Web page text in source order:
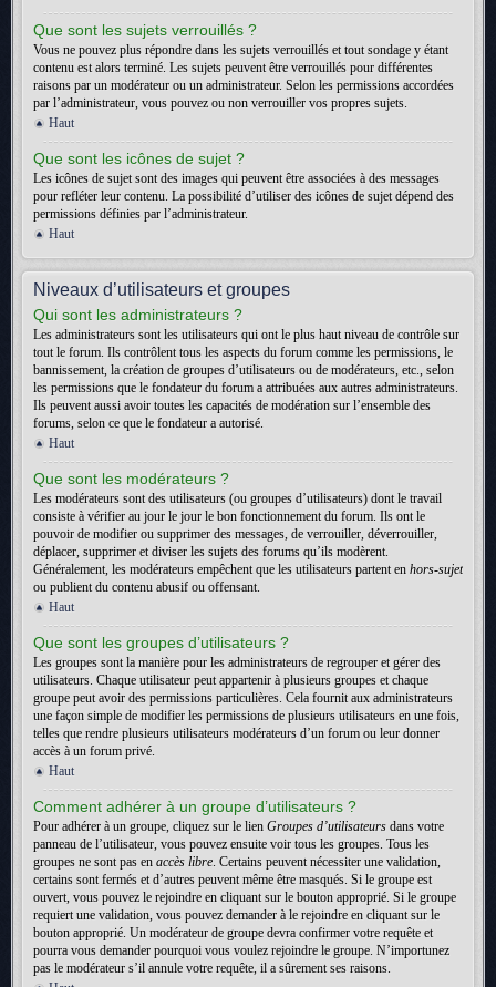
Que sont les sujets verrouillés ?
Vous ne pouvez plus répondre dans les sujets verrouillés et tout sondage y étant
contenu est alors terminé. Les sujets peuvent être verrouillés pour différentes
raisons par un modérateur ou un administrateur. Selon les permissions accordées
par l’administrateur, vous pouvez ou non verrouiller vos propres sujets.
Haut
Que sont les icônes de sujet ?
Les icônes de sujet sont des images qui peuvent être associées à des messages
pour refléter leur contenu. La possibilité d’utiliser des icônes de sujet dépend des
permissions définies par l’administrateur.
Haut
Niveaux d’utilisateurs et groupes
Qui sont les administrateurs ?
Les administrateurs sont les utilisateurs qui ont le plus haut niveau de contrôle sur
tout le forum. Ils contrôlent tous les aspects du forum comme les permissions, le
bannissement, la création de groupes d’utilisateurs ou de modérateurs, etc., selon
les permissions que le fondateur du forum a attribuées aux autres administrateurs.
Ils peuvent aussi avoir toutes les capacités de modération sur l’ensemble des
forums, selon ce que le fondateur a autorisé.
Haut
Que sont les modérateurs ?
Les modérateurs sont des utilisateurs (ou groupes d’utilisateurs) dont le travail
consiste à vérifier au jour le jour le bon fonctionnement du forum. Ils ont le
pouvoir de modifier ou supprimer des messages, de verrouiller, déverrouiller,
déplacer, supprimer et diviser les sujets des forums qu’ils modèrent.
Généralement, les modérateurs empêchent que les utilisateurs partent en hors-sujet
ou publient du contenu abusif ou offensant.
Haut
Que sont les groupes d’utilisateurs ?
Les groupes sont la manière pour les administrateurs de regrouper et gérer des
utilisateurs. Chaque utilisateur peut appartenir à plusieurs groupes et chaque
groupe peut avoir des permissions particulières. Cela fournit aux administrateurs
une façon simple de modifier les permissions de plusieurs utilisateurs en une fois,
telles que rendre plusieurs utilisateurs modérateurs d’un forum ou leur donner
accès à un forum privé.
Haut
Comment adhérer à un groupe d’utilisateurs ?
Pour adhérer à un groupe, cliquez sur le lien Groupes d’utilisateurs dans votre
panneau de l’utilisateur, vous pouvez ensuite voir tous les groupes. Tous les
groupes ne sont pas en accès libre. Certains peuvent nécessiter une validation,
certains sont fermés et d’autres peuvent même être masqués. Si le groupe est
ouvert, vous pouvez le rejoindre en cliquant sur le bouton approprié. Si le groupe
requiert une validation, vous pouvez demander à le rejoindre en cliquant sur le
bouton approprié. Un modérateur de groupe devra confirmer votre requête et
pourra vous demander pourquoi vous voulez rejoindre le groupe. N’importunez
pas le modérateur s’il annule votre requête, il a sûrement ses raisons.